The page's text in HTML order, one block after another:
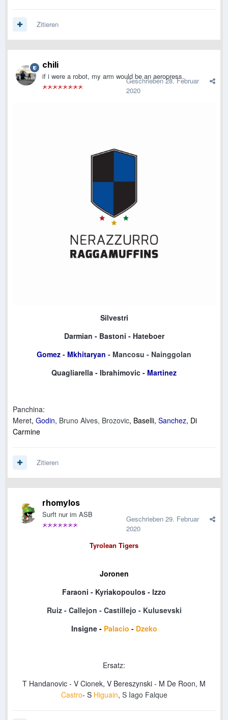
Zitieren
chili
if i were a robot, my arm would be an aeropress.
Geschrieben28. Februar
2020
Silvestri
Darmian -Bastoni - Hateboer
Gomez - Mkhitaryan - Mancosu - Nainggolan
Quagliarella - Ibrahimovic - Martinez
Panchina:
Meret, Godin, Bruno Alves, Brozovic, Baselli, Sanchez, Di
Carmine
Zitieren
rhomylos
Surft nur im ASB Geschrieben 29. Februar
2020
Tyrolean Tigers
Joronen
Faraoni - Kyriakopoulos - Izzo
Ruiz - Callejon - Castillejo - Kulusevski
Insigne - Palacio - Dzeko
Ersatz:
T Handanovic - V Cionek, V Bereszynski - M De Roon, M
Castro- S Higuain, S Iago Falque